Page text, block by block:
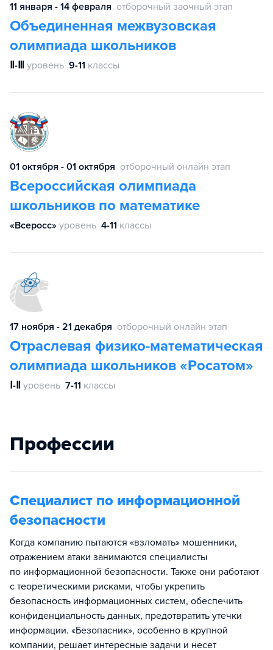
11 января - 14 февраля отборочный заочный этап
Объединенная межвузовская
олимпиада школьников
Ⅱ-Ⅲ уровень 9-11 классы
01 октября - 01 октября отборочный онлайн этап
Всероссийская олимпиада
школьников по математике
«Всеросс» уровень 4-11 классы
17 ноября - 21 декабря отборочный онлайн этап
Отраслевая физико-математическая
олимпиада школьников «Росатом»
Ⅰ-Ⅱ уровень 7-11 классы
Профессии
Специалист по информационной
безопасности
Когда компанию пытаются «взломать» мошенники,
отражением атаки занимаются специалисты
по информационной безопасности. Также они работают
с теоретическими рисками, чтобы укрепить
безопасность информационных систем, обеспечить
конфиденциальность данных, предотвратить утечки
информации. «Безопасник», особенно в крупной
компании, решает интересные задачи и несет